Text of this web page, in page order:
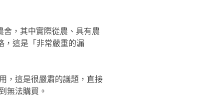
舍，其中實際從農、具有農
，這是「非常嚴重的漏
，這是很嚴肅的議題，直接
無法購買。